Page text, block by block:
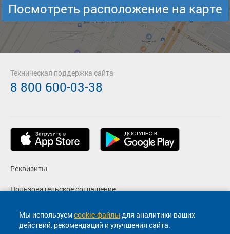
Мы используемcookie-файлы для аналитики ваших
действий, рекомендаций и улучшения сайта.
Посмотреть расположение на карте
Реквизиты
Пользовательское соглашение
Политика конфиденциальности
Согласие на маркетинговые сообщения
Техническая поддержка сайта
8 800 600-03-38